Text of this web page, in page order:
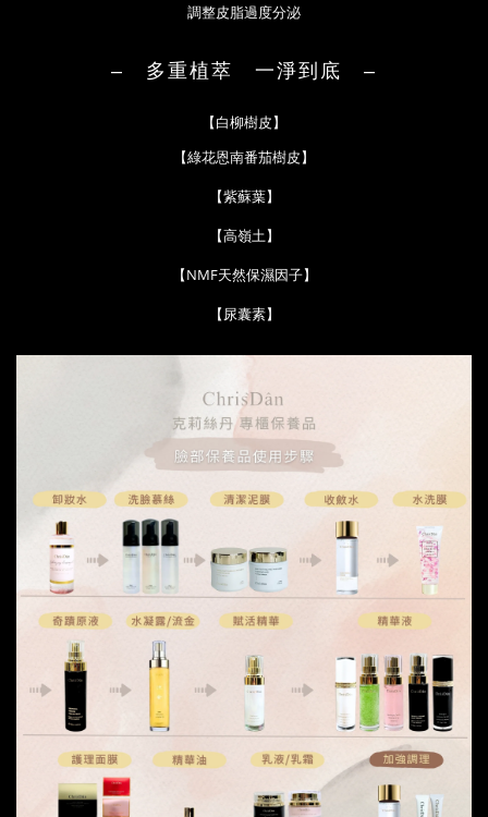
調整皮脂過度分泌
‒ 多重植萃 一淨到底 ‒
【白柳樹皮】
【綠花恩南番茄樹皮】
【紫蘇葉】
【高嶺土】
【NMF天然保濕因子】
【尿囊素】